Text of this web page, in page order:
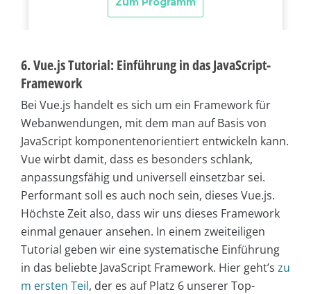
6. Vue.js Tutorial: Einführung in das JavaScript-
Framework
Bei Vue.js handelt es sich um ein Framework für
Webanwendungen, mit dem man auf Basis von
JavaScript komponentenorientiert entwickeln kann.
Vue wirbt damit, dass es besonders schlank,
anpassungsfähig und universell einsetzbar sei.
Performant soll es auch noch sein, dieses Vue.js.
Höchste Zeit also, dass wir uns dieses Framework
einmal genauer ansehen. In einem zweiteiligen
Tutorial geben wir eine systematische Einführung
in das beliebte JavaScript Framework. Hier geht’s zu
m ersten Teil, der es auf Platz 6 unserer Top-